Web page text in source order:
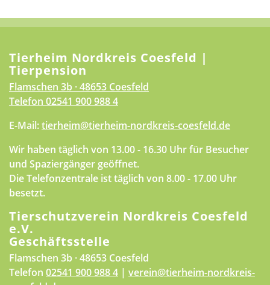
Tierheim Nordkreis Coesfeld |
Tierpension
Flamschen 3b · 48653 Coesfeld
Telefon 02541 900 988 4
E-Mail:tierheim@tierheim-nordkreis-coesfeld.de
Wir haben täglich von 13.00 - 16.30 Uhr für Besucher
und Spaziergänger geöffnet.
Die Telefonzentrale ist täglich von 8.00 - 17.00 Uhr
besetzt.
Tierschutzverein Nordkreis Coesfeld
e.V.
Geschäftsstelle
Flamschen 3b · 48653 Coesfeld
Telefon 02541 900 988 4 | verein@tierheim-nordkreis-